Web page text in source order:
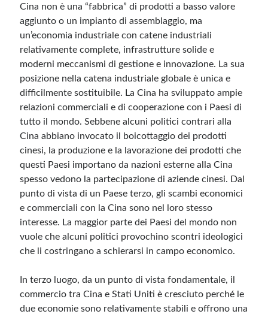
Cina non è una “fabbrica” di prodotti a basso valore
aggiunto o un impianto di assemblaggio, ma
un’economia industriale con catene industriali
relativamente complete, infrastrutture solide e
moderni meccanismi di gestione e innovazione. La sua
posizione nella catena industriale globale è unica e
difficilmente sostituibile. La Cina ha sviluppato ampie
relazioni commerciali e di cooperazione con i Paesi di
tutto il mondo. Sebbene alcuni politici contrari alla
Cina abbiano invocato il boicottaggio dei prodotti
cinesi, la produzione e la lavorazione dei prodotti che
questi Paesi importano da nazioni esterne alla Cina
spesso vedono la partecipazione di aziende cinesi. Dal
punto di vista di un Paese terzo, gli scambi economici
e commerciali con la Cina sono nel loro stesso
interesse. La maggior parte dei Paesi del mondo non
vuole che alcuni politici provochino scontri ideologici
che li costringano a schierarsi in campo economico.
In terzo luogo, da un punto di vista fondamentale, il
commercio tra Cina e Stati Uniti è cresciuto perché le
due economie sono relativamente stabili e offrono una